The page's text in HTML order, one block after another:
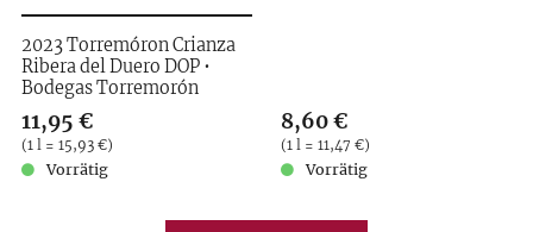
2023 Torremóron Crianza
Ribera del Duero DOP •
Bodegas Torremorón
Verkaufspreis: 11,95 €
11,95 €
Preis pro (1 l = 15,93 €)
(1 l = 15,93 €)
Vorrätig
Verkaufspreis: 8,60 €
8,60 €
Preis pro (1 l = 11,47 €)
(1 l = 11,47 €)
Vorrätig